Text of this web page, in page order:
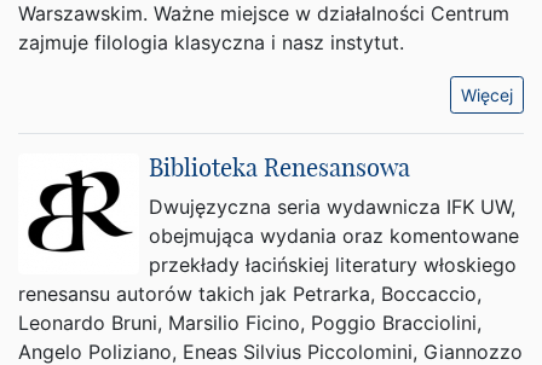
Warszawskim. Ważne miejsce w działalności Centrum
zajmuje filologia klasyczna i nasz instytut.
Więcej
Biblioteka Renesansowa
Dwujęzyczna seria wydawnicza IFK UW,
obejmująca wydania oraz komentowane
przekłady łacińskiej literatury włoskiego
renesansu autorów takich jak Petrarka, Boccaccio,
Leonardo Bruni, Marsilio Ficino, Poggio Bracciolini,
Angelo Poliziano, Eneas Silvius Piccolomini, Giannozzo